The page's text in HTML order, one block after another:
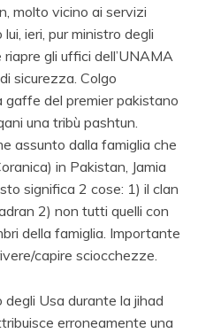
molto vicino ai servizi
ieri, pur ministro degli
riapre gli uffici dell’UNAMA
sicurezza. Colgo
gaffe del premier pakistano
una tribù pashtun.
assunto dalla famiglia che
in Pakistan, Jamia
significa 2 cose: 1) il clan
2) non tutti quelli con
della famiglia. Importante
capire sciocchezze.
Usa durante la jihad
erroneamente una